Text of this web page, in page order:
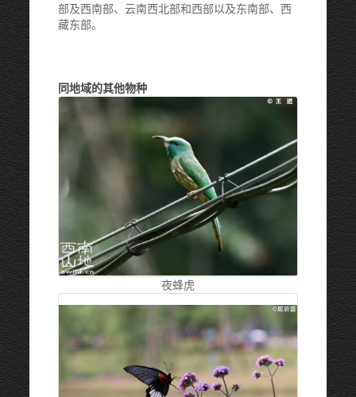
部及西南部、云南西北部和西部以及东南部、西
藏东部。
同地域的其他物种
夜蜂虎